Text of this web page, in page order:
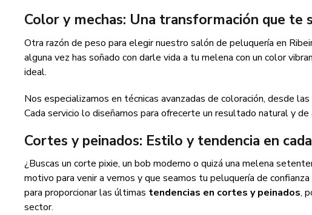
Color y mechas: Una transformación que te
Otra razón de peso para elegir nuestro salón de peluquería en
alguna vez has soñado con darle vida a tu melena con un color
ideal.
Nos especializamos en técnicas avanzadas de coloración, desde las
Cada servicio lo diseñamos para ofrecerte un resultado natural y
Cortes y peinados: Estilo y tendencia en
¿Buscas un corte pixie, un bob moderno o quizá una melena
motivo para venir a vernos y que seamos tu peluquería de confianza
para proporcionar las últimas tendencias en cortes y peinados,
sector.